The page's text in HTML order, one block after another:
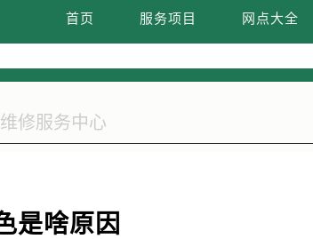
首页 服务项目 网点大全
805-0023
室（需提前预约）
806室劳力士售后服务中心（需提前预约）
是啥原因